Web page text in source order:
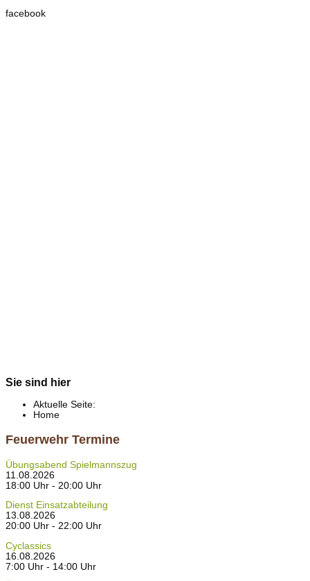
facebook
Sie sind hier
Aktuelle Seite:
Home
Feuerwehr Termine
Übungsabend Spielmannszug
11.08.2026
18:00 Uhr - 20:00 Uhr
Dienst Einsatzabteilung
13.08.2026
20:00 Uhr - 22:00 Uhr
Cyclassics
16.08.2026
7:00 Uhr - 14:00 Uhr